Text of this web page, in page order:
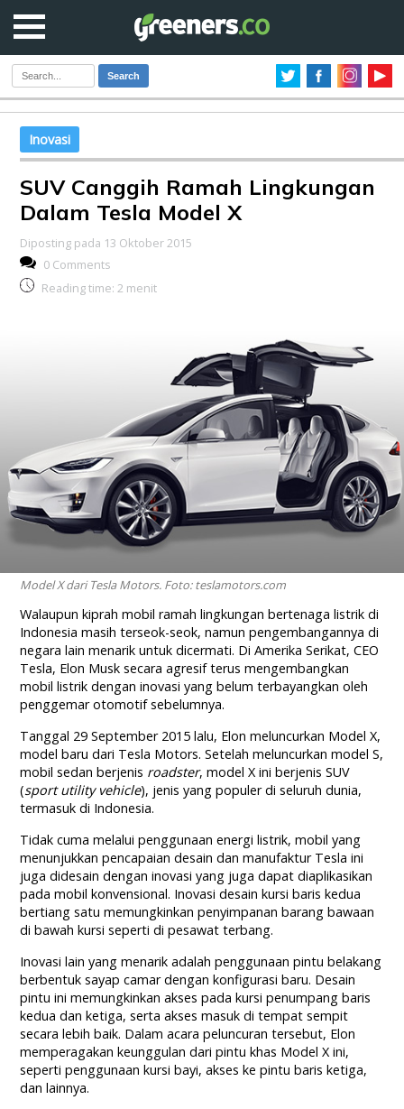
Search
Inovasi
SUV Canggih Ramah Lingkungan
Dalam Tesla Model X
Diposting pada 13 Oktober 2015
0 Comments
Reading time: 2 menit
Model X dari Tesla Motors. Foto: teslamotors.com
Walaupun kiprah mobil ramah lingkungan bertenaga listrik di
Indonesia masih terseok-seok, namun pengembangannya di
negara lain menarik untuk dicermati. Di Amerika Serikat, CEO
Tesla, Elon Musk secara agresif terus mengembangkan
mobil listrik dengan inovasi yang belum terbayangkan oleh
penggemar otomotif sebelumnya.
Tanggal 29 September 2015 lalu, Elon meluncurkan Model X,
model baru dari Tesla Motors. Setelah meluncurkan model S,
mobil sedan berjenis roadster, model X ini berjenis SUV
(sport utility vehicle), jenis yang populer di seluruh dunia,
termasuk di Indonesia.
Tidak cuma melalui penggunaan energi listrik, mobil yang
menunjukkan pencapaian desain dan manufaktur Tesla ini
juga didesain dengan inovasi yang juga dapat diaplikasikan
pada mobil konvensional. Inovasi desain kursi baris kedua
bertiang satu memungkinkan penyimpanan barang bawaan
di bawah kursi seperti di pesawat terbang.
Inovasi lain yang menarik adalah penggunaan pintu belakang
berbentuk sayap camar dengan konfigurasi baru. Desain
pintu ini memungkinkan akses pada kursi penumpang baris
kedua dan ketiga, serta akses masuk di tempat sempit
secara lebih baik. Dalam acara peluncuran tersebut, Elon
memperagakan keunggulan dari pintu khas Model X ini,
seperti penggunaan kursi bayi, akses ke pintu baris ketiga,
dan lainnya.